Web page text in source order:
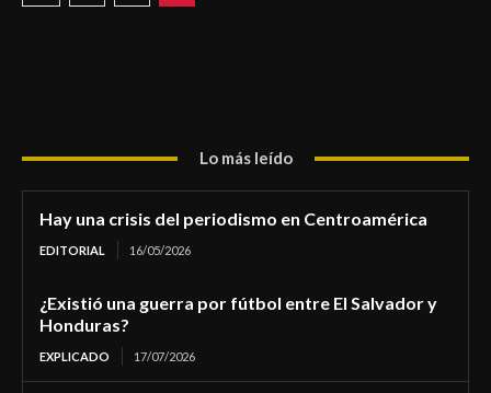
Lo más leído
Hay una crisis del periodismo en Centroamérica
EDITORIAL 16/05/2026
¿Existió una guerra por fútbol entre El Salvador y
Honduras?
EXPLICADO 17/07/2026